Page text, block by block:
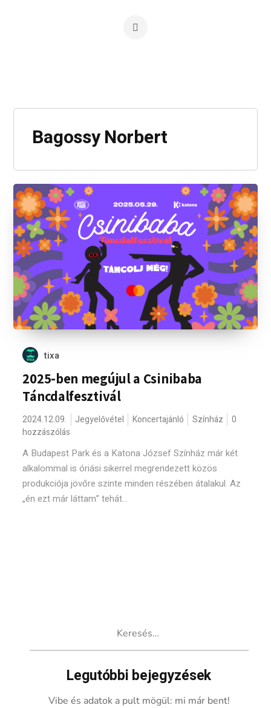
Bagossy Norbert
tixa
2025-ben megújul a Csinibaba
Táncdalfesztivál
2024.12.09. Jegyelővétel Koncertajánló Színház
0
hozzászólás
A Budapest Park és a Katona József Színház már két
alkalommal is óriási sikerrel megrendezett közös
produkciója jövőre szinte minden részében átalakul. Az
„én ezt már láttam” tehát...
Legutóbbi bejegyzések
Vibe és adatok a pult mögül: mi már bent!